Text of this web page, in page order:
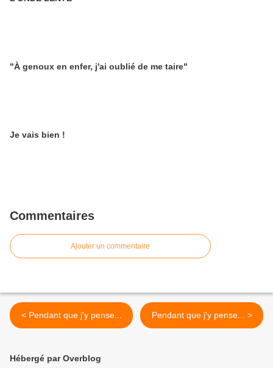
"À genoux en enfer, j'ai oublié de me taire"
Je vais bien !
Commentaires
Ajouter un commentaire
< Pendant que j'y pense... Pendant que j'y pense... >
Hébergé par Overblog